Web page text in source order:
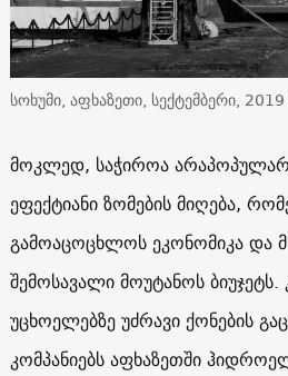
სოხუმი, აფხაზეთი, სექტემბერი,
მოკლედ, საჭიროა
ეფექტიანი ზომების მიღება,
გამოაცოცხლოს ეკონომიკა და
შემოსავალი მოუტანოს
უცხოელებზე უძრავი ქონების
კომპანიებს აფხაზეთში